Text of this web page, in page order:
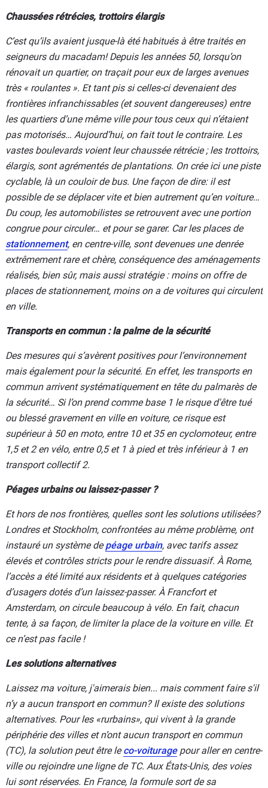
Chaussées rétrécies, trottoirs élargis
C’est qu’ils avaient jusque-là été habitués à être traités en
seigneurs du macadam! Depuis les années 50, lorsqu’on
rénovait un quartier, on traçait pour eux de larges avenues
très « roulantes ». Et tant pis si celles-ci devenaient des
frontières infranchissables (et souvent dangereuses) entre
les quartiers d’une même ville pour tous ceux qui n’étaient
pas motorisés… Aujourd’hui, on fait tout le contraire. Les
vastes boulevards voient leur chaussée rétrécie ; les trottoirs,
élargis, sont agrémentés de plantations. On crée ici une piste
cyclable, là un couloir de bus. Une façon de dire: il est
possible de se déplacer vite et bien autrement qu’en voiture…
Du coup, les automobilistes se retrouvent avec une portion
congrue pour circuler… et pour se garer. Car les places de
stationnement, en centre-ville, sont devenues une denrée
extrêmement rare et chère, conséquence des aménagements
réalisés, bien sûr, mais aussi stratégie : moins on offre de
places de stationnement, moins on a de voitures qui circulent
en ville.
Transports en commun : la palme de la sécurité
Des mesures qui s’avèrent positives pour l’environnement
mais également pour la sécurité. En effet, les transports en
commun arrivent systématiquement en tête du palmarès de
la sécurité… Si l’on prend comme base 1 le risque d'être tué
ou blessé gravement en ville en voiture, ce risque est
supérieur à 50 en moto, entre 10 et 35 en cyclomoteur, entre
1,5 et 2 en vélo, entre 0,5 et 1 à pied et très inférieur à 1 en
transport collectif 2.
Péages urbains ou laissez-passer ?
Et hors de nos frontières, quelles sont les solutions utilisées?
Londres et Stockholm, confrontées au même problème, ont
instauré un système depéage urbain, avec tarifs assez
élevés et contrôles stricts pour le rendre dissuasif. À Rome,
l’accès a été limité aux résidents et à quelques catégories
d’usagers dotés d’un laissez-passer. À Francfort et
Amsterdam, on circule beaucoup à vélo. En fait, chacun
tente, à sa façon, de limiter la place de la voiture en ville. Et
ce n’est pas facile !
Les solutions alternatives
Laissez ma voiture, j'aimerais bien... mais comment faire s'il
n’y a aucun transport en commun? Il existe des solutions
alternatives. Pour les «rurbains», qui vivent à la grande
périphérie des villes et n’ont aucun transport en commun
(TC), la solution peut être leco-voituragepour aller en centre-
ville ou rejoindre une ligne de TC. Aux États-Unis, des voies
lui sont réservées. En France, la formule sort de sa